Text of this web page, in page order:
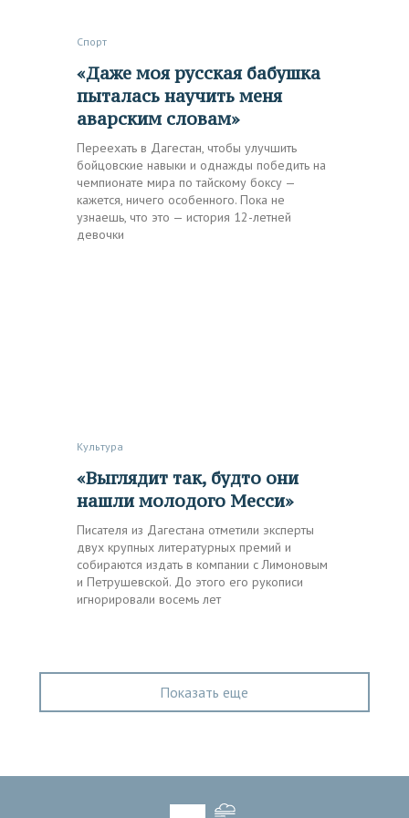
Спорт
«Даже моя русская бабушка
пыталась научить меня
аварским словам»
Переехать в Дагестан, чтобы улучшить
бойцовские навыки и однажды победить на
чемпионате мира по тайскому боксу —
кажется, ничего особенного. Пока не
узнаешь, что это — история 12-летней
девочки
Культура
«Выглядит так, будто они
нашли молодого Месси»
Писателя из Дагестана отметили эксперты
двух крупных литературных премий и
собираются издать в компании с Лимоновым
и Петрушевской. До этого его рукописи
игнорировали восемь лет
Показать еще